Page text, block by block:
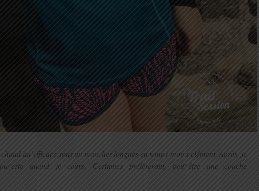
qu’efficace sous un manches longues en temps moins clément. Après, je
quand je cours. Certaines préféreront, peut-être une couche